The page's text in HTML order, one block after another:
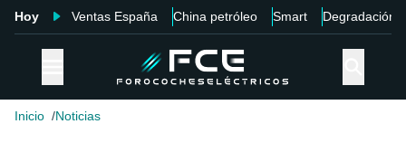
Hoy Ventas España China petróleo Smart Degradación
Inicio Noticias